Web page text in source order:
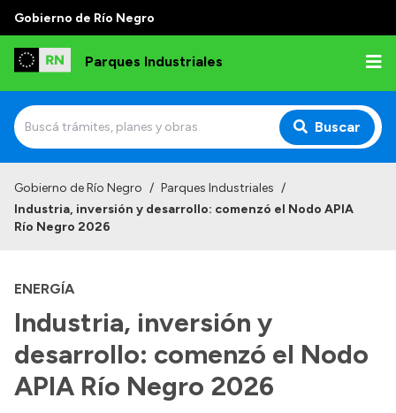
Gobierno de Río Negro
Parques Industriales
Buscar
Institucional
¿Qué hacemos?
Autoridades
Normativa
Consultas
Gobierno de Río Negro / Parques Industriales /
Industria, inversión y desarrollo: comenzó el Nodo APIA
Río Negro 2026
ENERGÍA
Industria, inversión y
desarrollo: comenzó el Nodo
APIA Río Negro 2026